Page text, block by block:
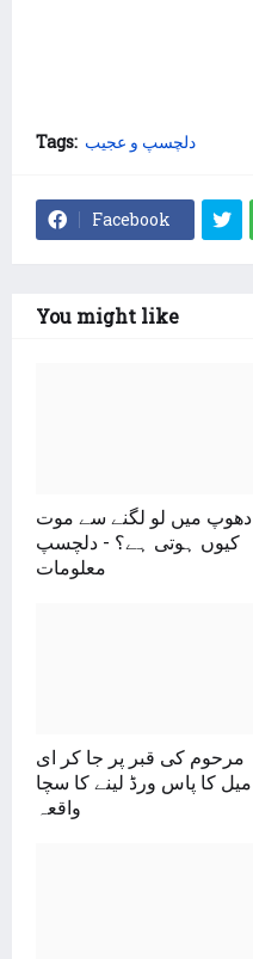
Tags: دلچسپ و عجیب
Facebook
You might like
دھوپ میں لو لگنے سے موت
کیوں ہوتی ہے؟ - دلچسپ
معلومات
مرحوم کی قبر پر جا کر ای
میل کا پاس ورڈ لینے کا سچا
واقعہ